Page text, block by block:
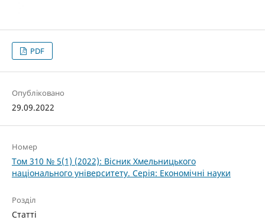
PDF
Опубліковано
29.09.2022
Номер
Том 310 № 5(1) (2022): Вісник Хмельницького
національного університету. Серія: Економічні науки
Розділ
Статті